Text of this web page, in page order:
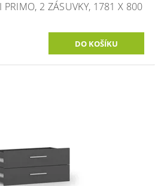
PRIMO, 2 ZÁSUVKY, 1781 X 800